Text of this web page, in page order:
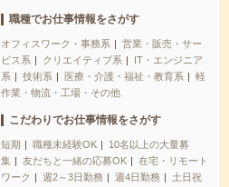
職種でお仕事情報をさがす
オフィスワーク・事務系
営業・販売・サー
ビス系
クリエイティブ系
IT・エンジニア
系
技術系 医療・介護・福祉・教育系
軽
作業・物流・工場・その他
こだわりでお仕事情報をさがす
短期 職種未経験OK
10名以上の大量募
集
友だちと一緒の応募OK
在宅・リモート
ワーク
週2～3日勤務 週4日勤務
土日祝